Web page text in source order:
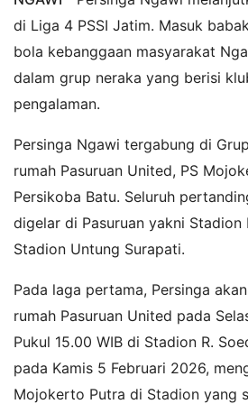
di Liga 4 PSSI Jatim. Masuk
bola kebanggaan masyarakat
dalam grup neraka yang berisi
pengalaman.
Persinga Ngawi tergabung di
rumah Pasuruan United, PS
Persikoba Batu. Seluruh
digelar di Pasuruan yakni Stadion
Stadion Untung Surapati.
Pada laga pertama, Persinga
rumah Pasuruan United pada
Pukul 15.00 WIB di Stadion R.
pada Kamis 5 Februari 2026,
Mojokerto Putra di Stadion yang